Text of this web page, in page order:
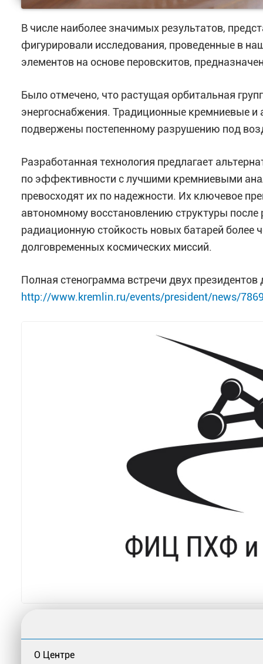
В числе наиболее значимых результатов,
фигурировали исследования, проведенные в
элементов на основе перовскитов,
Было отмечено, что растущая орбитальная
энергоснабжения. Традиционные кремниевые
подвержены постепенному разрушению под
Разработанная технология предлагает
по эффективности с лучшими кремниевыми
превосходят их по надежности. Их ключевое
автономному восстановлению структуры
радиационную стойкость новых батарей более
долговременных космических миссий.
Полная стенограмма встречи двух президентов
http://www.kremlin.ru/events/president/news/
О Центре